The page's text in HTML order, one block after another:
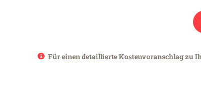
Für einen detaillierte Kostenvoranschlag zu